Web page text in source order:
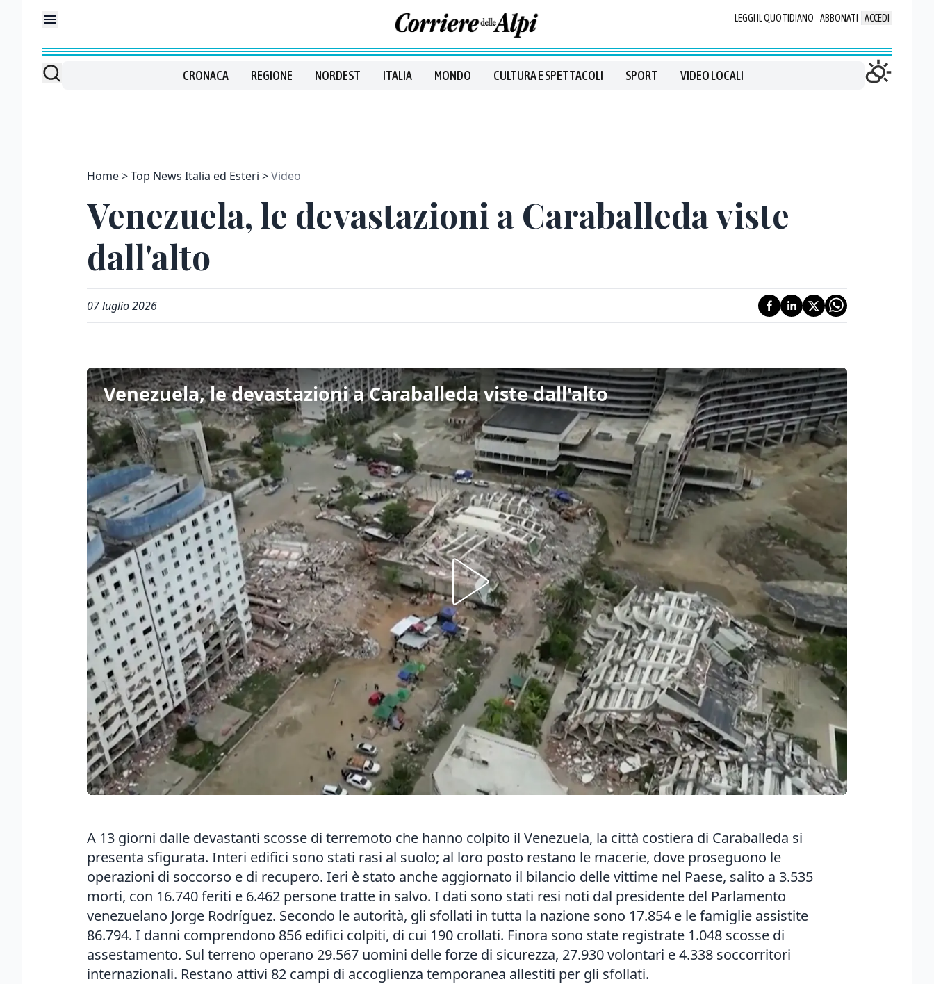
LEGGI IL QUOTIDIANO ABBONATI ACCEDI
CRONACA REGIONE NORDEST ITALIA MONDO CULTURA E SPETTACOLI SPORT VIDEO LOCALI
Home Top News Italia ed Esteri Video
Venezuela, le devastazioni a Caraballeda viste
dall'alto
07 luglio 2026
Venezuela, le devastazioni a Caraballeda viste dall'alto
A 13 giorni dalle devastanti scosse di terremoto che hanno colpito il Venezuela, la città costiera di Caraballeda si
presenta sfigurata. Interi edifici sono stati rasi al suolo; al loro posto restano le macerie, dove proseguono le
operazioni di soccorso e di recupero. Ieri è stato anche aggiornato il bilancio delle vittime nel Paese, salito a 3.535
morti, con 16.740 feriti e 6.462 persone tratte in salvo. I dati sono stati resi noti dal presidente del Parlamento
venezuelano Jorge Rodríguez. Secondo le autorità, gli sfollati in tutta la nazione sono 17.854 e le famiglie assistite
86.794. I danni comprendono 856 edifici colpiti, di cui 190 crollati. Finora sono state registrate 1.048 scosse di
assestamento. Sul terreno operano 29.567 uomini delle forze di sicurezza, 27.930 volontari e 4.338 soccorritori
internazionali. Restano attivi 82 campi di accoglienza temporanea allestiti per gli sfollati.